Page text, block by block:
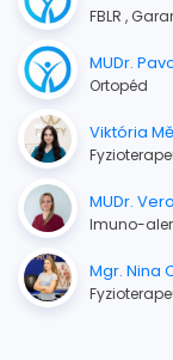
FBLR ,
MUDr.
Ortopéd
Viktória
MUDr.
Imuno-
Mgr. Nina